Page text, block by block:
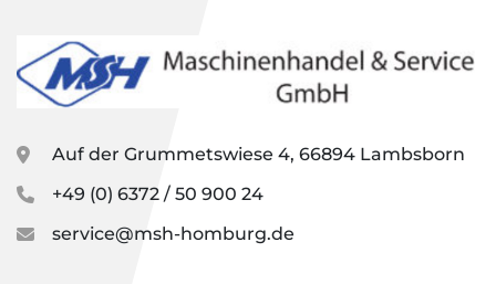
Auf der Grummetswiese 4, 66894 Lambsborn
+49 (0) 6372 / 50 900 24
service@msh-homburg.de